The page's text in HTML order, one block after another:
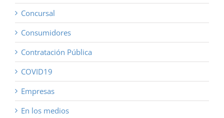
Concursal
Consumidores
Contratación Pública
COVID19
Empresas
En los medios